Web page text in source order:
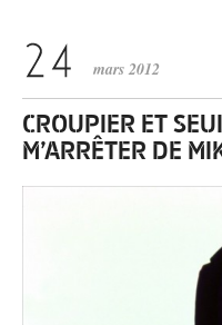
mars 2012
CROUPIER ET
M’ARRÊTER DE